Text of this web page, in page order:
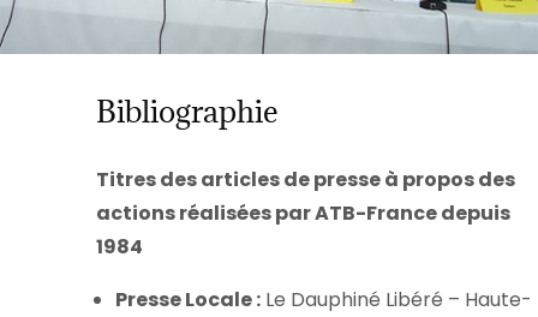
Bibliographie
Titres des articles de presse à propos des
actions réalisées par ATB-France depuis
1984
Presse Locale : Le Dauphiné Libéré – Haute-